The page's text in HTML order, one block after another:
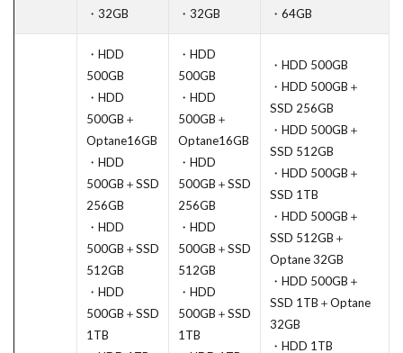
・32GB
・32GB
・64GB
・HDD
500GB
・HDD
500GB＋
Optane16GB
・HDD
500GB＋SSD
256GB
・HDD
500GB＋SSD
512GB
・HDD
500GB＋SSD
1TB
・HDD
500GB
・HDD
500GB＋
Optane16GB
・HDD
500GB＋SSD
256GB
・HDD
500GB＋SSD
512GB
・HDD
500GB＋SSD
1TB
・HDD 500GB
・HDD 500GB＋
SSD 256GB
・HDD 500GB＋
SSD 512GB
・HDD 500GB＋
SSD 1TB
・HDD 500GB＋
SSD 512GB＋
Optane 32GB
・HDD 500GB＋
SSD 1TB＋Optane
32GB
・HDD 1TB